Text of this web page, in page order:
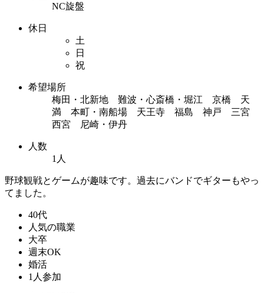
NC旋盤
休日
土
日
祝
希望場所
梅田・北新地 難波・心斎橋・堀江 京橋 天
満 本町・南船場 天王寺 福島 神戸 三宮
西宮 尼崎・伊丹
人数
1人
野球観戦とゲームが趣味です。過去にバンドでギターもやっ
てました。
40代
人気の職業
大卒
週末OK
婚活
1人参加